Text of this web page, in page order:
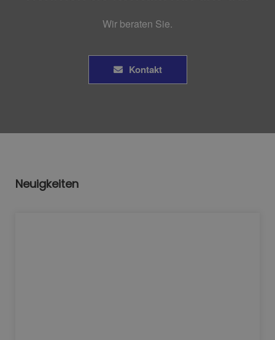
Wir beraten Sie.
Kontakt
Neuigkeiten